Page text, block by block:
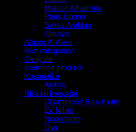
Maison Alhambra
Paris Corner
Swiss Arabian
Zimaya
Athoor Al Alam
Bez kategorijas
Genyum
Ķermeņa produkti
Kosmētika
Akims
Nišiniai kvepalai
Chambre52 Bois Flotté
Ex Nihilo
Nasomatto
Ojar